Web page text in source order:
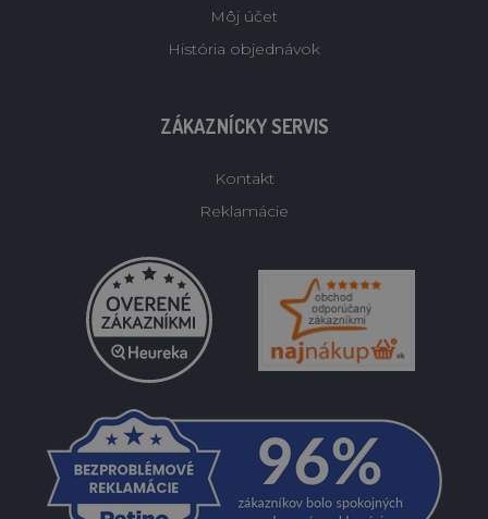
Môj účet
História objednávok
ZÁKAZNÍCKY SERVIS
Kontakt
Reklamácie